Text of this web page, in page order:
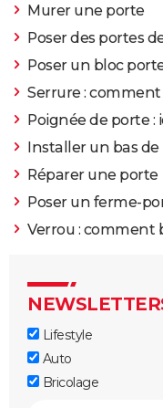
Murer une porte
Poser des portes
Poser un bloc
Serrure :
Poignée de porte :
Installer un bas de
Réparer une porte
Poser un ferme-
Verrou : comment
Lifestyle
Auto
Bricolage